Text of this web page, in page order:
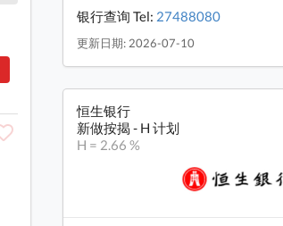
银行查询 Tel: 27488080
更新日期: 2026-07-10
恒生银行
新做按揭 - H 计划
H = 2.66 %